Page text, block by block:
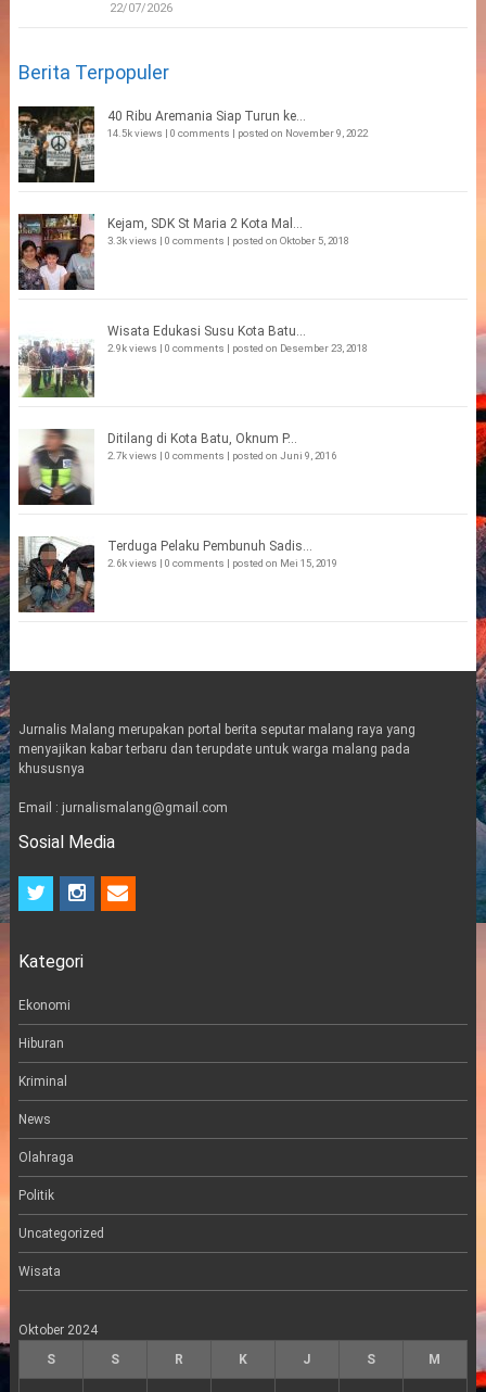
22/07/2026
Berita Terpopuler
40 Ribu Aremania Siap Turun ke...
14.5k views | 0 comments | posted on November 9, 2022
Kejam, SDK St Maria 2 Kota Mal...
3.3k views | 0 comments | posted on Oktober 5, 2018
Wisata Edukasi Susu Kota Batu...
2.9k views | 0 comments | posted on Desember 23, 2018
Ditilang di Kota Batu, Oknum P...
2.7k views | 0 comments | posted on Juni 9, 2016
Terduga Pelaku Pembunuh Sadis...
2.6k views | 0 comments | posted on Mei 15, 2019
Jurnalis Malang merupakan portal berita seputar malang raya yang
menyajikan kabar terbaru dan terupdate untuk warga malang pada
khususnya
Email : jurnalismalang@gmail.com
Sosial Media
t
t
r
i
n
a
e
m
Kategori
Ekonomi
Hiburan
Kriminal
News
Olahraga
Politik
Uncategorized
Wisata
Oktober 2024
S
S R K J S M